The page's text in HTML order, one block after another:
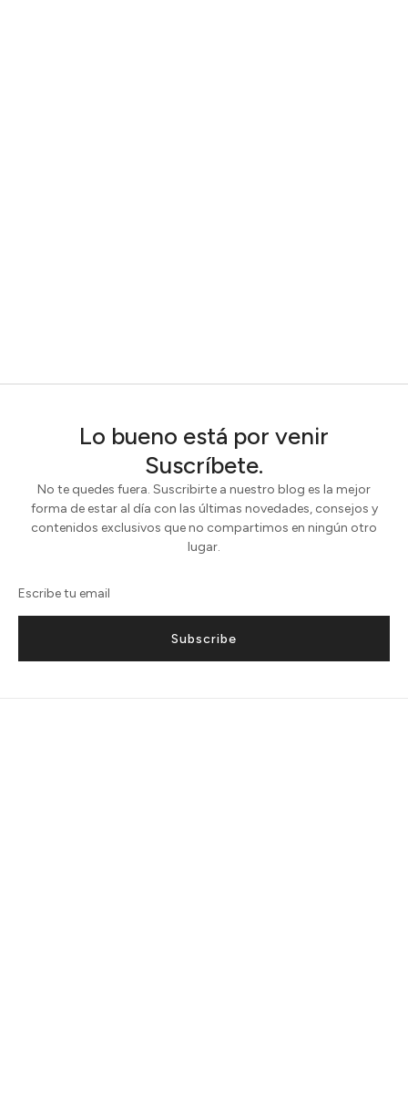
Lo bueno está por venir
Suscríbete.
No te quedes fuera. Suscribirte a nuestro blog es la mejor
forma de estar al día con las últimas novedades, consejos y
contenidos exclusivos que no compartimos en ningún otro
lugar.
Subscribe